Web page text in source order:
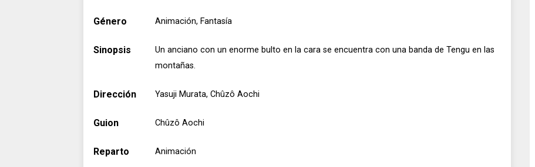
Género Animación, Fantasía
Sinopsis
Un anciano con un enorme bulto en la cara se encuentra con una banda de Tengu en las
montañas.
Dirección Yasuji Murata, Chûzô Aochi
Guion Chûzô Aochi
Reparto Animación